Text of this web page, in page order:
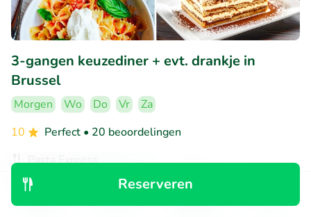
Reserveren
3-gangen keuzediner + evt. drankje in
Brussel
Morgen Wo Do Vr
Za
10
Perfect • 20 beoordelingen
Pasta Express
Etterbeek (7km)
Verkocht: 85
€18,70 €9,90